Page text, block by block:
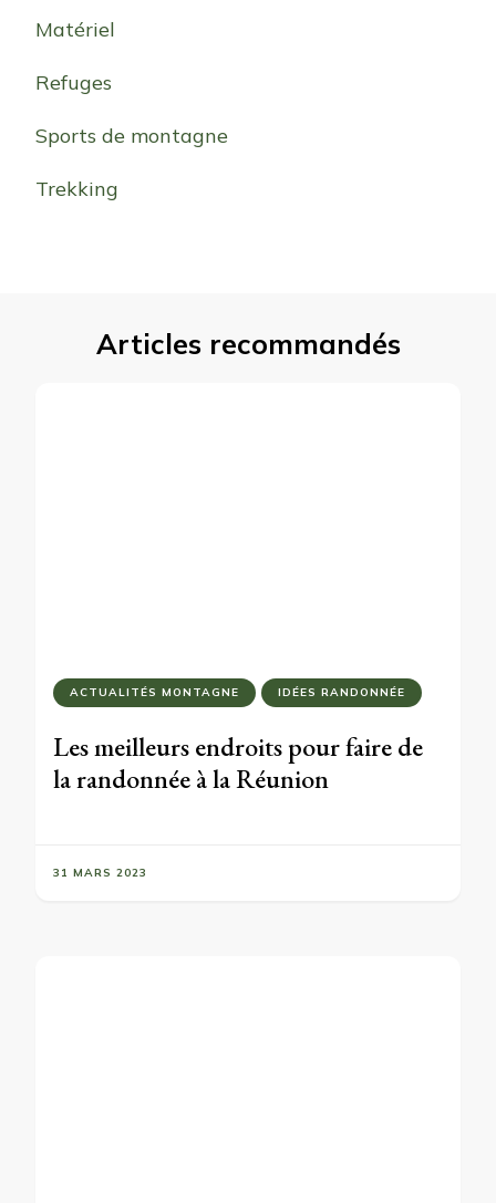
Matériel
Refuges
Sports de montagne
Trekking
Articles recommandés
ACTUALITÉS MONTAGNE IDÉES RANDONNÉE
Les meilleurs endroits pour faire de
la randonnée à la Réunion
31 MARS 2023